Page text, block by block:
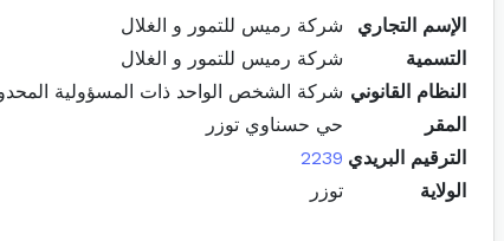
الإسم التجاري
شركة رميس للتمور و الغلال
التسمية
شركة رميس للتمور و الغلال
النظام القانوني شركة الشخص الواحد ذات المسؤولية
المقر
حي حسناوي توزر
الترقيم البريدي 2239
الولاية
توزر